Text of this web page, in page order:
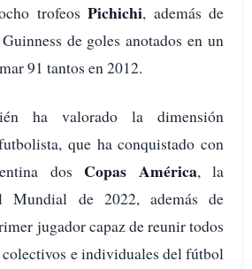
trofeosPichichi, además de
de goles anotados en un
91 tantos en 2012.
ha valorado la dimensión
que ha conquistado con
dos Copas América, la
de 2022, además de
jugador capaz de reunir todos
e individuales del fútbol